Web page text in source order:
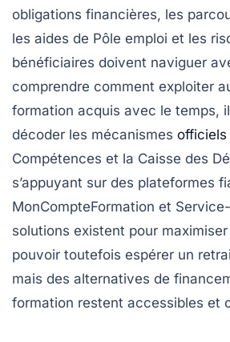
obligations financières, les
les aides de Pôle emploi et les
bénéficiaires doivent naviguer
comprendre comment exploiter
formation acquis avec le temps,
décoder les mécanismes officiels
Compétences et la Caisse des
s’appuyant sur des plateformes
MonCompteFormation et
solutions existent pour
pouvoir toutefois espérer un
mais des alternatives de
formation restent accessibles et